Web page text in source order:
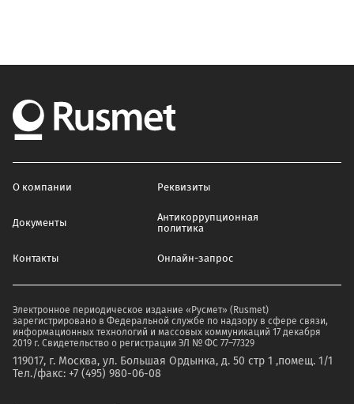
О компании Реквизиты
Документы
Антикоррупционная
политика
Контакты Онлайн-запрос
Электронное периодическое издание «Русмет» (Rusmet)
зарегистрировано в Федеральной службе по надзору в сфере связи,
информационных технологий и массовых коммуникаций 17 декабря
2019 г. Свидетельство о регистрации ЭЛ № ФС 77–77329
119017, г. Москва, ул. Большая Ордынка, д. 50 стр 1 ,помещ. 1/1
Тел./факс: +7 (495) 980-06-08